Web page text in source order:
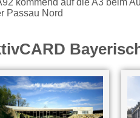
kommend auf die A3 beim
Passau Nord